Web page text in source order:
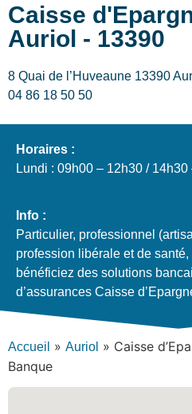
Caisse
Auriol - 13390
8 Quai de l’Huveaune 13390
04 86 18 50 50
Horaires :
Lundi : 09h00 – 12h30 / 14h30
Info :
Particulier, professionnel
profession libérale et de
bénéficiez des solutions
d’assurances Caisse
Accueil » Auriol » Caisse
Banque